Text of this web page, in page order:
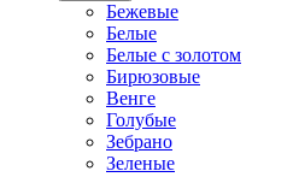
Бежевые
Белые
Белые с золотом
Бирюзовые
Венге
Голубые
Зебрано
Зеленые